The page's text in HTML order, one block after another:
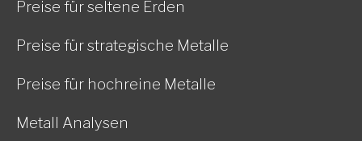
Preise für seltene Erden
Preise für strategische Metalle
Preise für hochreine Metalle
Metall Analysen